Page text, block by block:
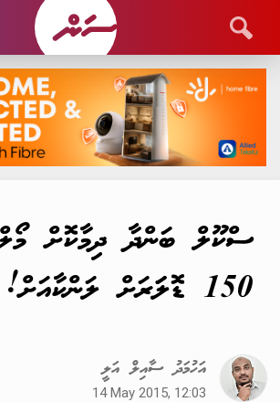
SSTV LIVE
ސްކޫލް ބަންދާ ދިމާކޮށް
150 ޑޮލަަރަށް ލަންކާއަށް!
އަހުމަދު ސާއިލް އަލީ
14 May 2015, 12:03